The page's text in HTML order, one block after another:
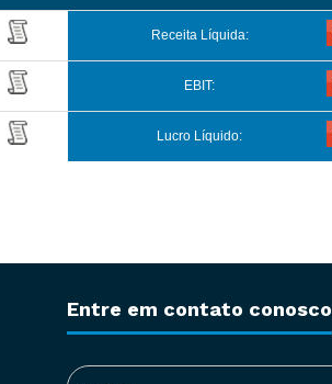
Receita Líquida:
EBIT:
Lucro Líquido:
Entre em contato conosco